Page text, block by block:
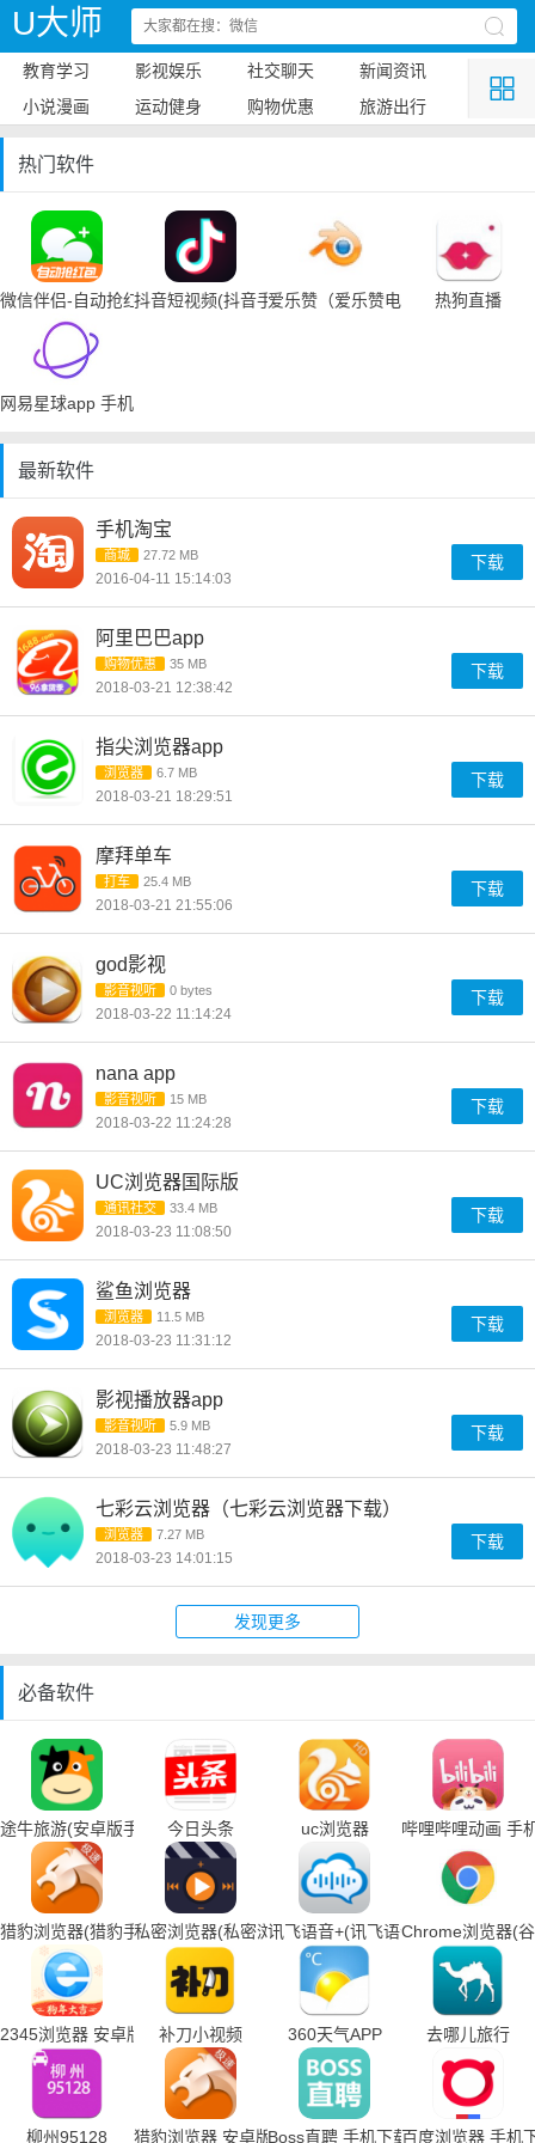
U大师
教育学习 影视娱乐 社交聊天
新闻资讯
小说漫画
运动健身 购物优惠 旅游出行
热门软件
微信伴侣-自动抢红包抖音短视频(抖音手机下载)爱乐赞（爱乐赞电脑手机下载）
热狗直播
网易星球app 手机下载
最新软件
手机淘宝
商城 27.72 MB
2016-04-11 15:14:03
下载
阿里巴巴app
购物优惠 35 MB
2018-03-21 12:38:42
下载
指尖浏览器app
浏览器 6.7 MB
2018-03-21 18:29:51
下载
摩拜单车
打车 25.4 MB
2018-03-21 21:55:06
下载
god影视
影音视听 0 bytes
2018-03-22 11:14:24
下载
nana app
影音视听 15 MB
2018-03-22 11:24:28
下载
UC浏览器国际版
通讯社交 33.4 MB
2018-03-23 11:08:50
下载
鲨鱼浏览器
浏览器 11.5 MB
2018-03-23 11:31:12
下载
影视播放器app
影音视听 5.9 MB
2018-03-23 11:48:27
下载
七彩云浏览器（七彩云浏览器下载）
浏览器 7.27 MB
2018-03-23 14:01:15
下载
发现更多
必备软件
途牛旅游(安卓版手机下载)今日头条 uc浏览器 哔哩哔哩动画 手
猎豹浏览器(猎豹手机浏览器下载)私密浏览器(私密浏览器手机下载)讯飞语音+(讯飞语音输入法手机下
Chrome浏览器(
2345浏览器 安卓版 补刀小视频 360天气APP 去哪儿旅行
柳州95128 猎豹浏览器 安卓版Boss直聘 手机下载百度浏览器 手机